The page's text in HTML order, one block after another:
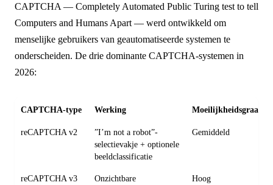
CAPTCHA — Completely Automated Public Turing test to tell
Computers and Humans Apart — werd ontwikkeld om
menselijke gebruikers van geautomatiseerde systemen te
onderscheiden. De drie dominante CAPTCHA-systemen in
2026:
CAPTCHA-type Werking Moeilijkheidsgraad
reCAPTCHA v2
”I’m not a robot”-
selectievakje + optionele
beeldclassificatie
Gemiddeld
reCAPTCHA v3
Onzichtbare
Hoog